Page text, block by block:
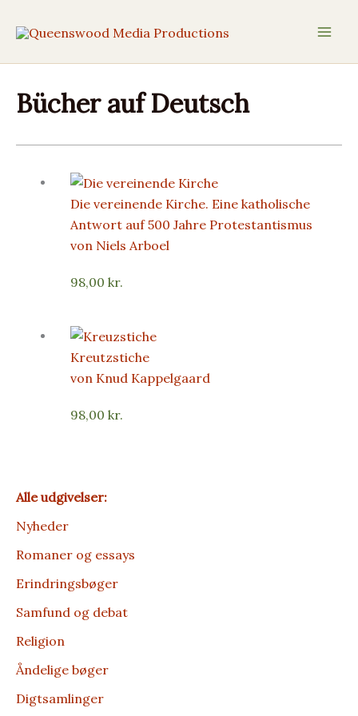
Alle udgivelser:
Nyheder
Romaner og essays
Erindrings­bøger
Samfund og debat
Religion
Åndelige bøger
Digt­­samlinger
Bücher auf Deutsch
Die vereinende Kirche. Eine katholische
Antwort auf 500 Jahre Protestantismus
von Niels Arboel
98,00 kr.
Kreutzstiche
von Knud Kappelgaard
98,00 kr.